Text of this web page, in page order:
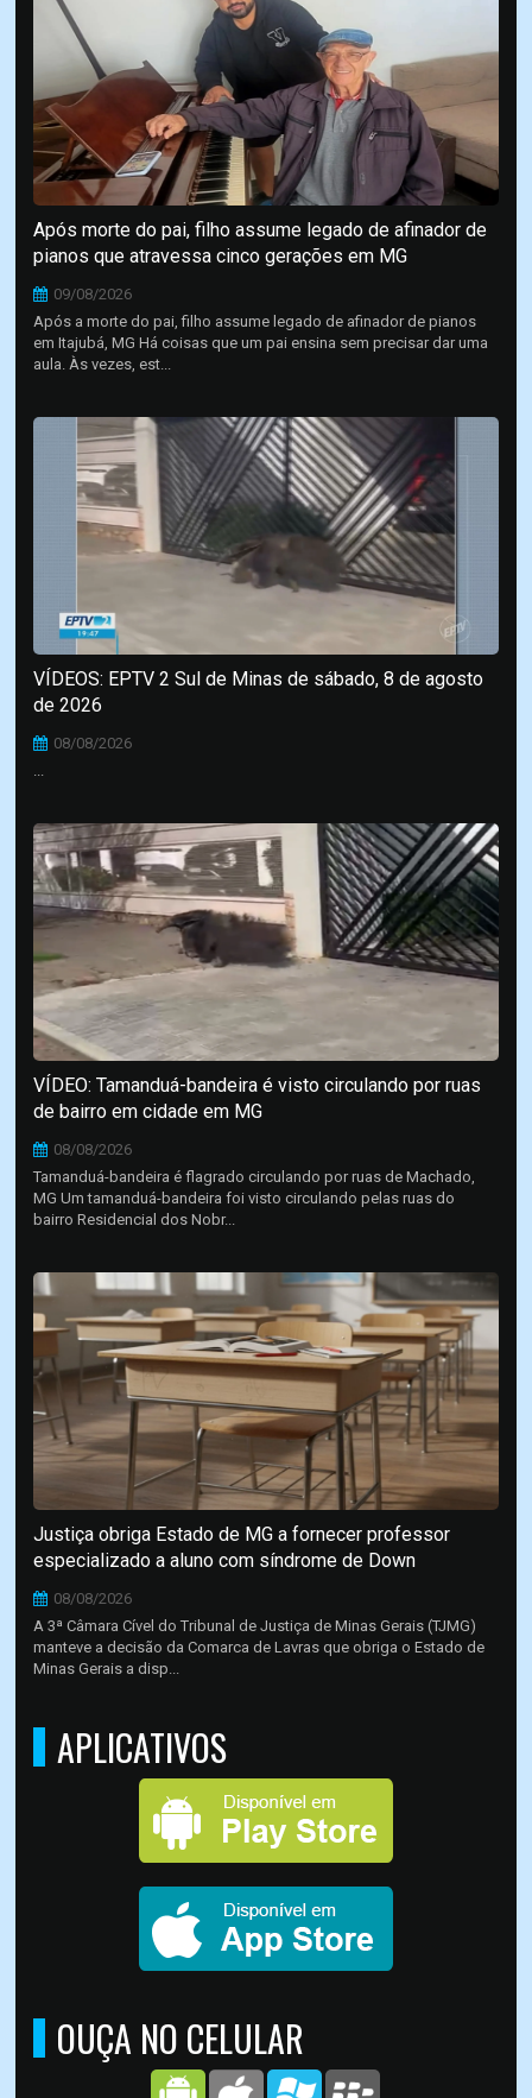
Após morte do pai, filho assume legado de afinador de
pianos que atravessa cinco gerações em MG
09/08/2026
Após a morte do pai, filho assume legado de afinador de pianos
em Itajubá, MG Há coisas que um pai ensina sem precisar dar uma
aula. Às vezes, est...
VÍDEOS: EPTV 2 Sul de Minas de sábado, 8 de agosto
de 2026
08/08/2026
...
VÍDEO: Tamanduá-bandeira é visto circulando por ruas
de bairro em cidade em MG
08/08/2026
Tamanduá-bandeira é flagrado circulando por ruas de Machado,
MG Um tamanduá-bandeira foi visto circulando pelas ruas do
bairro Residencial dos Nobr...
Justiça obriga Estado de MG a fornecer professor
especializado a aluno com síndrome de Down
08/08/2026
A 3ª Câmara Cível do Tribunal de Justiça de Minas Gerais (TJMG)
manteve a decisão da Comarca de Lavras que obriga o Estado de
Minas Gerais a disp...
APLICATIVOS
OUÇA NO CELULAR